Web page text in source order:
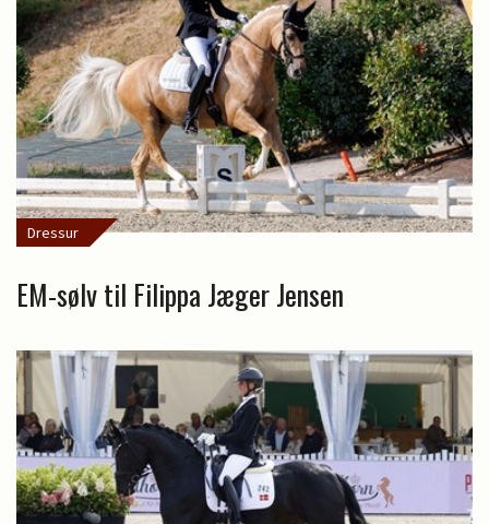
Dressur
EM-sølv til Filippa Jæger Jensen